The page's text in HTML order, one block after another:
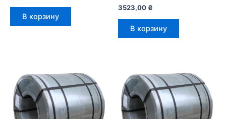
В корзину
3523,00 ₴
В корзину